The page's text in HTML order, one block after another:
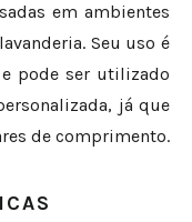
em ambientes
Seu uso é
pode ser utilizado
já que
de comprimento.